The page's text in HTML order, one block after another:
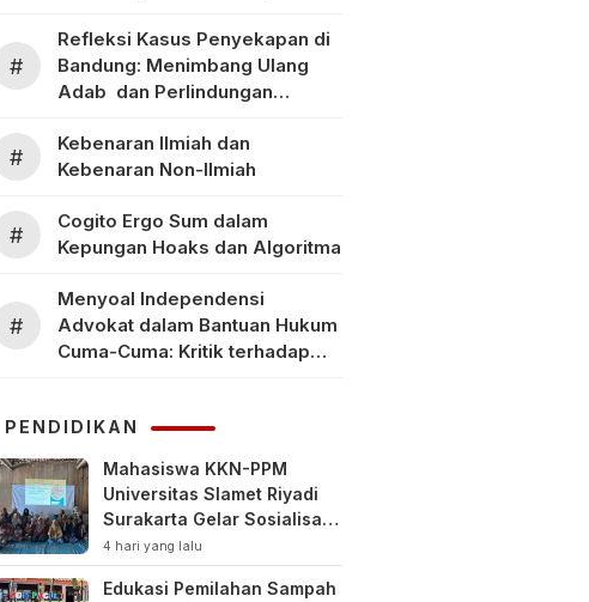
Salon Mitra, Selong Lombok
Timur
#
Refleksi Kasus Penyekapan di
Bandung: Menimbang Ulang
Adab dan Perlindungan
#
Kebenaran Ilmiah dan
Kebenaran Non-Ilmiah
#
Cogito Ergo Sum dalam
Kepungan Hoaks dan Algoritma
#
Menyoal Independensi
Advokat dalam Bantuan Hukum
Cuma-Cuma: Kritik terhadap
PENDIDIKAN
Mahasiswa KKN-PPM
Universitas Slamet Riyadi
Surakarta Gelar Sosialisasi
Pengelolaan Keuangan
Keluarga
4 hari yang lalu
Edukasi Pemilahan Sampah